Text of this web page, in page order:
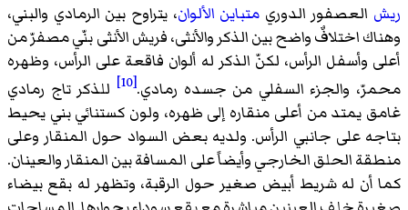
ريش العصفور الدوري متباين الألوان، يتراوح بين الرمادي والبني،
وهناك اختلافٌ واضح بين الذكر والأنثى، فريش الأنثى بنّي مصفرّ من
أعلى وأسفل الرأس، لكنّ الذكر له ألوان فاقعة على الرأس، وظهره
محمرّ، والجزء السفلي من جسده رمادي.[10]
للذكر تاج رمادي
غامق يمتد من أعلى منقاره إلى ظهره، ولون كستنائي بني يحيط
بتاجه على جانبي الرأس. ولديه بعض السواد حول المنقار وعلى
منطقة الحلق الخارجي وأيضاً على المسافة بين المنقار والعينان.
كما أن له شريط أبيض صغير حول الرقبة، وتظهر له بقع بيضاء